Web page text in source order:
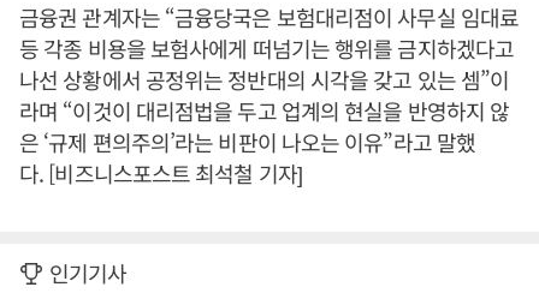
금융권 관계자는 “금융당국은 보험대리점이 사무실 임대료
등 각종 비용을 보험사에게 떠넘기는 행위를 금지하겠다고
나선 상황에서 공정위는 정반대의 시각을 갖고 있는 셈”이
라며 “이것이 대리점법을 두고 업계의 현실을 반영하지 않
은 ‘규제 편의주의’라는 비판이 나오는 이유”라고 말했
다. [비즈니스포스트 최석철 기자]
인기기사